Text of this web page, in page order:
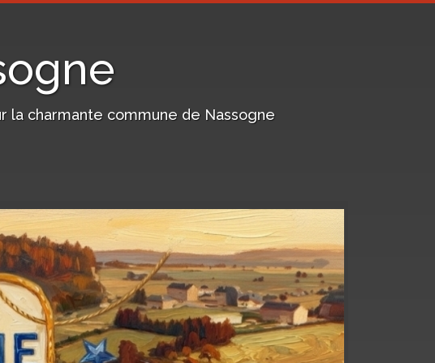
la charmante commune de Nassogne